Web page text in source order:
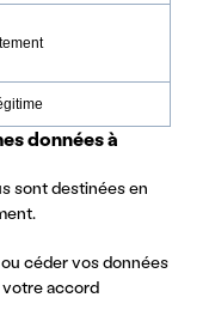
données à
sont destinées en
céder vos données
votre accord